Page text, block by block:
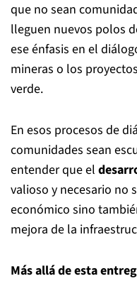
que no sean
lleguen nuevos polos
ese énfasis en el
mineras o los
verde.
En esos procesos de
comunidades sean
entender que el
valioso y necesario no
económico sino
mejora de la
Más allá de esta